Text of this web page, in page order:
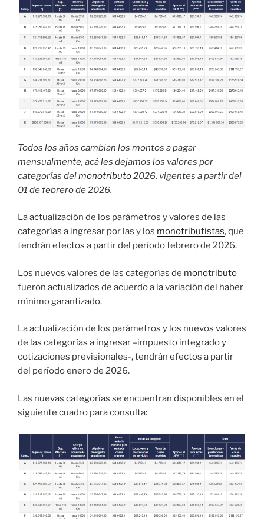
Todos los años cambian los montos a pagar
mensualmente, acá les dejamos los valores por
categorías delmonotributo2026, vigentes a partir del
01 de febrero de 2026.
La actualización de los parámetros y valores de las
categorías a ingresar por las y los monotributistas, que
tendrán efectos a partir del período febrero de 2026.
Los nuevos valores de las categorías de monotributo
fueron actualizados de acuerdo a la variación del haber
mínimo garantizado.
La actualización de los parámetros y los nuevos valores
de las categorías a ingresar –impuesto integrado y
cotizaciones previsionales-, tendrán efectos a partir
del período enero de 2026.
Las nuevas categorías se encuentran disponibles en el
siguiente cuadro para consulta: